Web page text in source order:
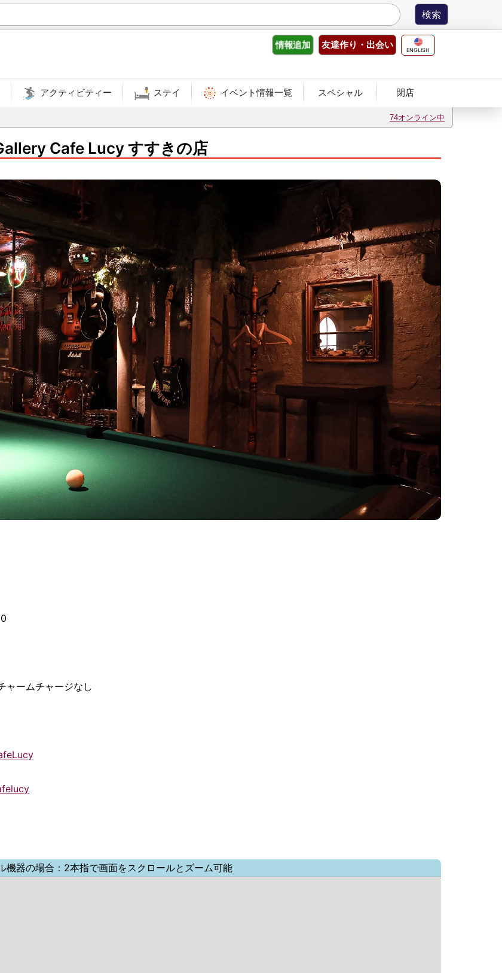
ENGLISH
友達作り ・出会い
情報追加
アクティビティー ステイ イベント情報一覧 スペシャル 閉店
74オンライン中
Cafe Lucy すすきの店
ャームチャージなし
機器の場合：2本指で画面をスクロールとズーム可能